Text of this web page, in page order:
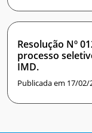
Resolução Nº
processo
IMD.
Publicada em 17/02/